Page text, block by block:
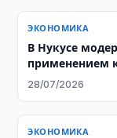
ЭКОНОМИКА
В Нукусе
применением
28/07/2026
ЭКОНОМИКА